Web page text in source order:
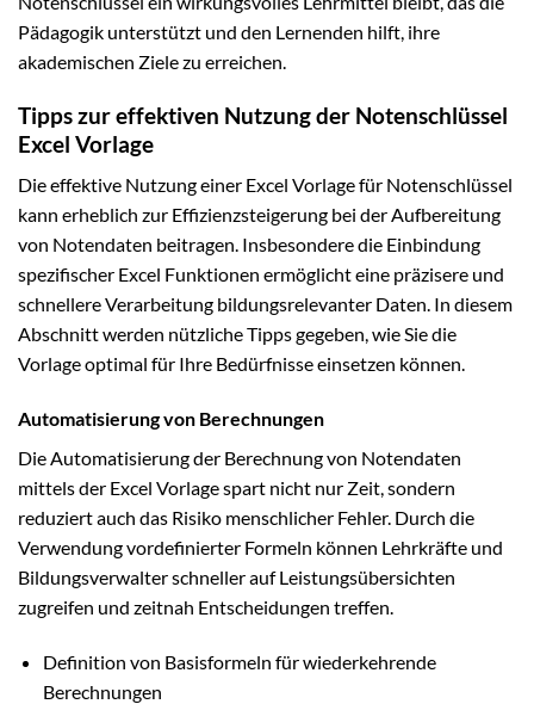
Pädagogik unterstützt und den Lernenden hilft, ihre
akademischen Ziele zu erreichen.
Tipps zur effektiven Nutzung der Notenschlüssel
Excel Vorlage
Die effektive Nutzung einer Excel Vorlage für Notenschlüssel
kann erheblich zur Effizienzsteigerung bei der Aufbereitung
von Notendaten beitragen. Insbesondere die Einbindung
spezifischer Excel Funktionen ermöglicht eine präzisere und
schnellere Verarbeitung bildungsrelevanter Daten. In diesem
Abschnitt werden nützliche Tipps gegeben, wie Sie die
Vorlage optimal für Ihre Bedürfnisse einsetzen können.
Automatisierung von Berechnungen
Die Automatisierung der Berechnung von Notendaten
mittels der Excel Vorlage spart nicht nur Zeit, sondern
reduziert auch das Risiko menschlicher Fehler. Durch die
Verwendung vordefinierter Formeln können Lehrkräfte und
Bildungsverwalter schneller auf Leistungsübersichten
zugreifen und zeitnah Entscheidungen treffen.
Definition von Basisformeln für wiederkehrende
Berechnungen